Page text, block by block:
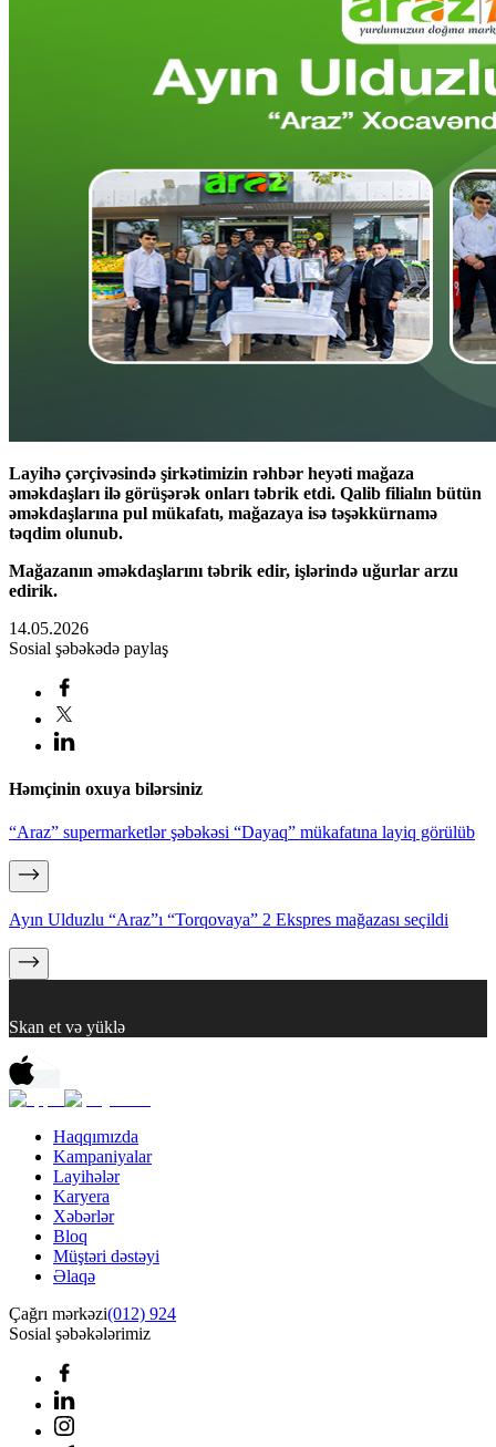
Layihə çərçivəsində şirkətimizin rəhbər heyəti mağaza
əməkdaşları ilə görüşərək onları təbrik etdi. Qalib filialın bütün
əməkdaşlarına pul mükafatı, mağazaya isə təşəkkürnamə
təqdim olunub.
Mağazanın əməkdaşlarını təbrik edir, işlərində uğurlar arzu
edirik.
14.05.2026
Sosial şəbəkədə paylaş
Həmçinin oxuya bilərsiniz
“Araz” supermarketlər şəbəkəsi “Dayaq” mükafatına layiq görülüb
Ayın Ulduzlu “Araz”ı “Torqovaya” 2 Ekspres mağazası seçildi
Skan et və yüklə
Haqqımızda
Kampaniyalar
Layihələr
Karyera
Xəbərlər
Bloq
Müştəri dəstəyi
Əlaqə
Çağrı mərkəzi(012) 924
Sosial şəbəkələrimiz